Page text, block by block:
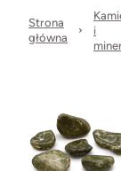
Strona
główna
i